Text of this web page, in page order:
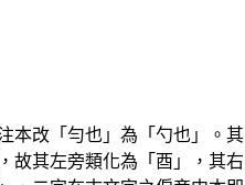
本改「勻也」為「勺也」。其
故其左旁類化為「酉」，其右